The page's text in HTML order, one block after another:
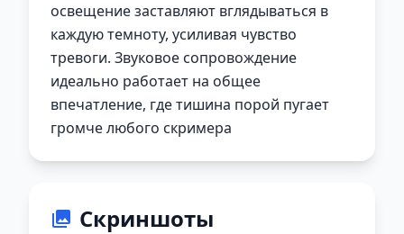
освещение заставляют вглядываться в
каждую темноту, усиливая чувство
тревоги. Звуковое сопровождение
идеально работает на общее
впечатление, где тишина порой пугает
громче любого скримера
Скриншоты